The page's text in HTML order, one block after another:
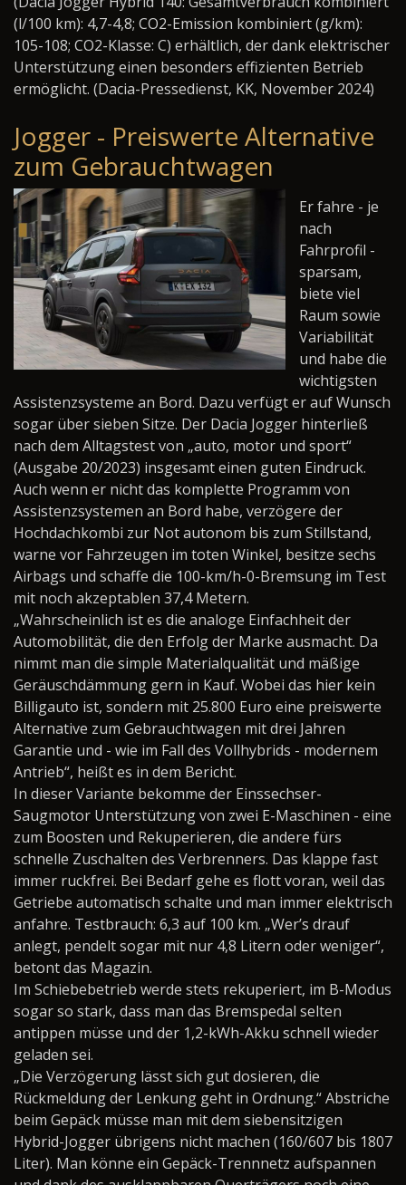
(l/100 km): 4,7-4,8; CO2-Emission kombiniert (g/km):
105-108; CO2-Klasse: C) erhältlich, der dank elektrischer
Unterstützung einen besonders effizienten Betrieb
ermöglicht. (Dacia-Pressedienst, KK, November 2024)
Jogger - Preiswerte Alternative
zum Gebrauchtwagen
Er fahre - je
nach
Fahrprofil -
sparsam,
biete viel
Raum sowie
Variabilität
und habe die
wichtigsten
Assistenzsysteme an Bord. Dazu verfügt er auf Wunsch
sogar über sieben Sitze. Der Dacia Jogger hinterließ
nach dem Alltagstest von „auto, motor und sport“
(Ausgabe 20/2023) insgesamt einen guten Eindruck.
Auch wenn er nicht das komplette Programm von
Assistenzsystemen an Bord habe, verzögere der
Hochdachkombi zur Not autonom bis zum Stillstand,
warne vor Fahrzeugen im toten Winkel, besitze sechs
Airbags und schaffe die 100-km/h-0-Bremsung im Test
mit noch akzeptablen 37,4 Metern.
„Wahrscheinlich ist es die analoge Einfachheit der
Automobilität, die den Erfolg der Marke ausmacht. Da
nimmt man die simple Materialqualität und mäßige
Geräuschdämmung gern in Kauf. Wobei das hier kein
Billigauto ist, sondern mit 25.800 Euro eine preiswerte
Alternative zum Gebrauchtwagen mit drei Jahren
Garantie und - wie im Fall des Vollhybrids - modernem
Antrieb“, heißt es in dem Bericht.
In dieser Variante bekomme der Einssechser-
Saugmotor Unterstützung von zwei E-Maschinen - eine
zum Boosten und Rekuperieren, die andere fürs
schnelle Zuschalten des Verbrenners. Das klappe fast
immer ruckfrei. Bei Bedarf gehe es flott voran, weil das
Getriebe automatisch schalte und man immer elektrisch
anfahre. Testbrauch: 6,3 auf 100 km. „Wer’s drauf
anlegt, pendelt sogar mit nur 4,8 Litern oder weniger“,
betont das Magazin.
Im Schiebebetrieb werde stets rekuperiert, im B-Modus
sogar so stark, dass man das Bremspedal selten
antippen müsse und der 1,2-kWh-Akku schnell wieder
geladen sei.
„Die Verzögerung lässt sich gut dosieren, die
Rückmeldung der Lenkung geht in Ordnung.“ Abstriche
beim Gepäck müsse man mit dem siebensitzigen
Hybrid-Jogger übrigens nicht machen (160/607 bis 1807
Liter). Man könne ein Gepäck-Trennnetz aufspannen